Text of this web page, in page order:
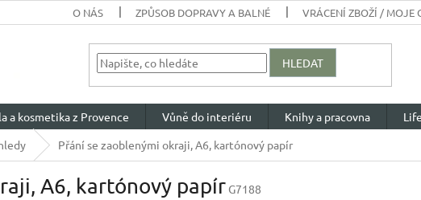
O NÁS ZPŮSOB DOPRAVY A BALNÉ VRÁCENÍ ZBOŽÍ / MOJE
HLEDAT
a kosmetika z Provence Vůně do interiéru Knihy a pracovna
Přání se zaoblenými okraji, A6, kartónový papír
A6, kartónový papír G7188